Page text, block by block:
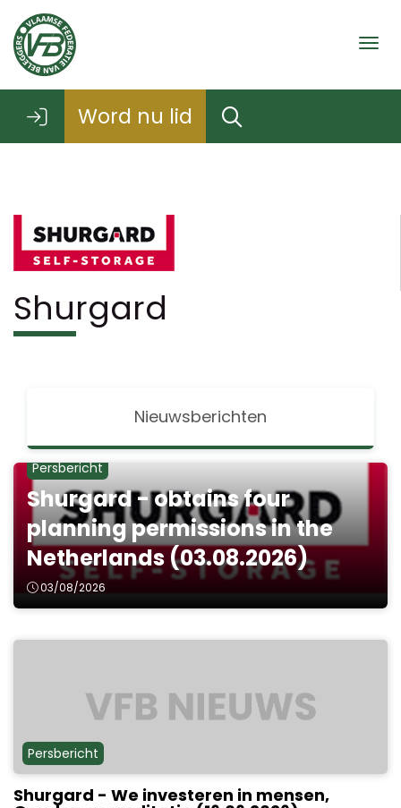
Word nu lid
Shurgard
Nieuwsberichten
Persbericht
Shurgard - obtains four
planning permissions in the
Netherlands (03.08.2026)
03/08/2026
Persbericht
Shurgard - We investeren in mensen,